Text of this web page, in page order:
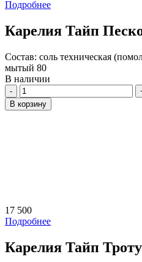
Подробнее
Карелия Тайп
Состав: соль техническая
мытый 80
В наличии
Количество
В корзину
17 500
Подробнее
Карелия Тайп